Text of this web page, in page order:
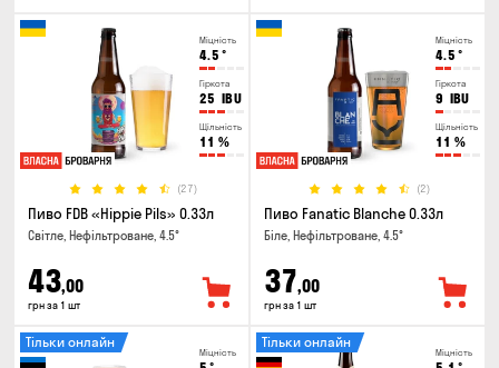
Міцність
4.5 °
Гіркота
25 IBU
Щільність
11 %
(27)
Пиво FDB «Hippie Pils» 0.33л
Світле, Нефільтроване, 4.5°
43,00
грн за 1 шт
Міцність
4.5 °
Гіркота
9 IBU
Щільність
11 %
(2)
Пиво Fanatic Blanche 0.33л
Біле, Нефільтроване, 4.5°
37,00
грн за 1 шт
Міцність
Тільки онлайн
Міцність
Тільки онлайн